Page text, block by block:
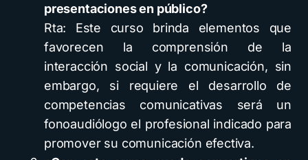
presentaciones en público?
Rta: Este curso brinda elementos que
favorecen la comprensión de la
interacción social y la comunicación, sin
embargo, si requiere el desarrollo de
competencias comunicativas será un
fonoaudiólogo el profesional indicado para
promover su comunicación efectiva.